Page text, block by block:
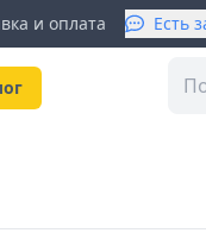
и оплата Есть